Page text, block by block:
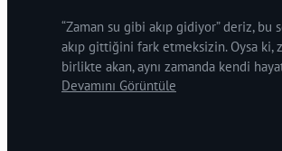
“Zaman su gibi akıp gidiyor” deriz, bu
akıp gittiğini fark etmeksizin. Oysa ki,
birlikte akan, aynı zamanda kendi
Devamını Görüntüle